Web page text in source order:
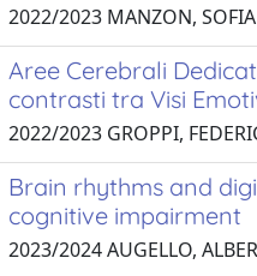
2022/2023 MANZON, SOFIA
Aree Cerebrali
contrasti tra Visi
2022/2023 GROPPI,
Brain rhythms and
cognitive impairment
2023/2024 AUGELLO,